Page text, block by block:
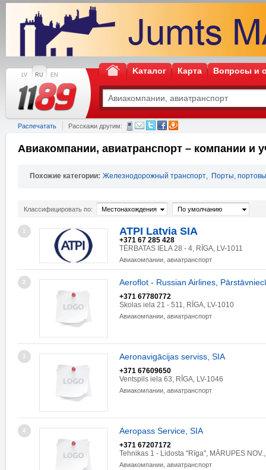
LV RU EN Kаталог Карта Вопросы и
Распечатать Расскажи другим:
Авиакомпании, авиатранспорт – компании и
Похожие категории: Железнодорожный транспорт, Порты,
Классифицировать по: Местонахождения По умолчанию
1 ATPI Latvia SIA
+371 67 285 428
TĒRBATAS IELA 28 - 4, RĪGA, LV-1011
Авиакомпании, авиатранспорт
2 Aeroflot - Russian Airlines,
+371 67780772
Skolas iela 21 - 511, RĪGA, LV-1010
Авиакомпании, авиатранспорт
3 Aeronavigācijas serviss, SIA
+371 67609650
Ventspils iela 63, RĪGA, LV-1046
Авиакомпании, авиатранспорт
4 Aeropass Service, SIA
+371 67207172
Tehnikas 1 - Lidosta "Rīga", MĀRUPES
Авиакомпании, авиатранспорт